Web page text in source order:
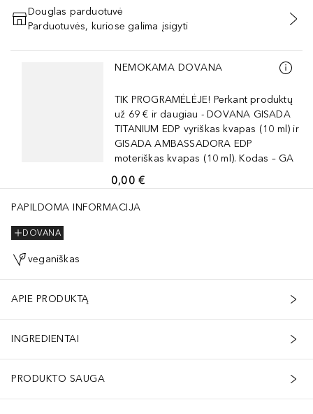
PRIDĖTI Į KREPŠELĮ
Douglas parduotuvė
Parduotuvės, kuriose galima įsigyti
Praleisti slankiklį
NEMOKAMA DOVANA
TIK PROGRAMĖLĖJE! Perkant produktų
už 69 € ir daugiau - DOVANA GISADA
TITANIUM EDP vyriškas kvapas (10 ml) ir
GISADA AMBASSADORA EDP
moteriškas kvapas (10 ml). Kodas – GA
0,00 €
PAPILDOMA INFORMACIJA
DOVANA
veganiškas
APIE PRODUKTĄ
INGREDIENTAI
PRODUKTO SAUGA